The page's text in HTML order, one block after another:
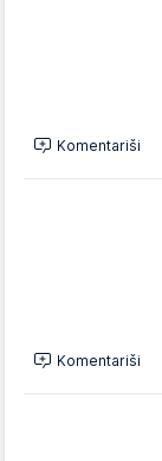
Komentariši
Komentariši